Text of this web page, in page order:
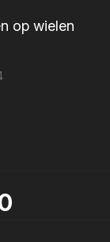
op wielen